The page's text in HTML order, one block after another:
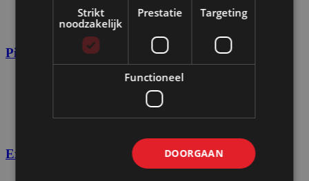
Pop-up store en retail
TV-Decor en catering
Pipe & Drape wanden
Expositie met schilderijen op zwarte wanden
Strikt
noodzakelijk
Prestatie Targeting
Functioneel
DOORGAAN